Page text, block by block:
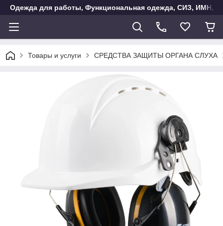
Одежда для работы, Функциональная одежда, СИЗ, ИМН,
Товары и услуги СРЕДСТВА ЗАЩИТЫ ОРГАНА СЛУХА